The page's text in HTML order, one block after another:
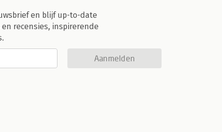
en blijf up-to-date
recensies, inspirerende
Aanmelden